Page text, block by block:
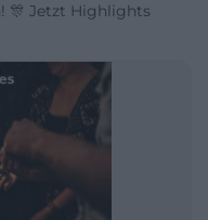
🎊 Jetzt Highlights